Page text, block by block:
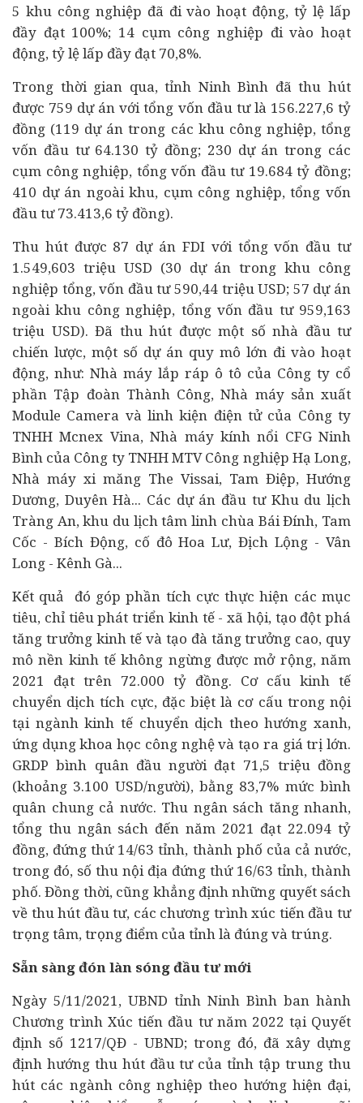
5 khu công nghiệp đã đi vào hoạt động, tỷ lệ lấp
đầy đạt 100%; 14 cụm công nghiệp đi vào hoạt
động, tỷ lệ lấp đầy đạt 70,8%.
Trong thời gian qua, tỉnh Ninh Bình đã thu hút
được 759 dự án với tổng vốn đầu tư là 156.227,6 tỷ
đồng (119 dự án trong các khu công nghiệp, tổng
vốn đầu tư 64.130 tỷ đồng; 230 dự án trong các
cụm công nghiệp, tổng vốn đầu tư 19.684 tỷ đồng;
410 dự án ngoài khu, cụm công nghiệp, tổng vốn
đầu tư 73.413,6 tỷ đồng).
Thu hút được 87 dự án FDI với tổng vốn đầu tư
1.549,603 triệu USD (30 dự án trong khu công
nghiệp tổng, vốn đầu tư 590,44 triệu USD; 57 dự án
ngoài khu công nghiệp, tổng vốn đầu tư 959,163
triệu USD). Đã thu hút được một số nhà đầu tư
chiến lược, một số dự án quy mô lớn đi vào hoạt
động, như: Nhà máy lắp ráp ô tô của Công ty cổ
phần Tập đoàn Thành Công, Nhà máy sản xuất
Module Camera và linh kiện điện tử của Công ty
TNHH Mcnex Vina, Nhà máy kính nổi CFG Ninh
Bình của Công ty TNHH MTV Công nghiệp Hạ Long,
Nhà máy xi măng The Vissai, Tam Điệp, Hướng
Dương, Duyên Hà... Các dự án đầu tư Khu du lịch
Tràng An, khu du lịch tâm linh chùa Bái Đính, Tam
Cốc - Bích Động, cố đô Hoa Lư, Địch Lộng - Vân
Long - Kênh Gà...
Kết quả đó góp phần tích cực thực hiện các mục
tiêu, chỉ tiêu phát triển kinh tế- xã hội, tạo đột phá
tăng trưởng kinh tế và tạo đà tăng trưởng cao, quy
mô nền kinh tế không ngừng được mở rộng, năm
2021 đạt trên 72.000 tỷ đồng. Cơ cấu kinh tế
chuyển dịch tích cực, đặc biệt là cơ cấu trong nội
tại ngành kinh tế chuyển dịch theo hướng xanh,
ứng dụng khoa học công nghệ và tạo ra giá trị lớn.
GRDP bình quân đầu người đạt 71,5 triệu đồng
(khoảng 3.100 USD/người), bằng 83,7% mức bình
quân chung cả nước. Thu ngân sách tăng nhanh,
tổng thu ngân sách đến năm 2021 đạt 22.094 tỷ
đồng, đứng thứ 14/63 tỉnh, thành phố của cả nước,
trong đó, số thu nội địa đứng thứ 16/63 tỉnh, thành
phố. Đồng thời, cũng khẳng định những quyết sách
về thu hút đầu tư, các chương trình xúc tiến đầu tư
trọng tâm, trọng điểm của tỉnh là đúng và trúng.
Sẵn sàng đón làn sóng đầu tư mới
Ngày 5/11/2021, UBND tỉnh Ninh Bình ban hành
Chương trình Xúc tiến đầu tư năm 2022 tại Quyết
định số 1217/QĐ - UBND; trong đó, đã xây dựng
định hướng thu hút đầu tư của tỉnh tập trung thu
hút các ngành công nghiệp theo hướng hiện đại,